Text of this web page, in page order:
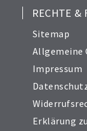
RECHTE &
Sitemap
Allgemeine
Impressum
Erklärung